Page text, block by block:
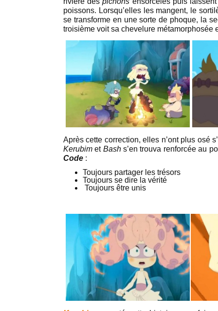
poissons. Lorsqu’elles les mangent, le
se transforme en une sorte de phoque, la
troisième voit sa chevelure métamorphosée
Après cette correction, elles n’ont plus osé
Kerubim et Bashs’en trouva renforcée au
Code :
Toujours partager les trésors
Toujours se dire la vérité
Toujours être unis